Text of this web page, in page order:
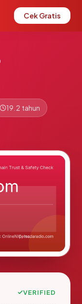
Cek Gratis
19.2 tahun
VERIFIED